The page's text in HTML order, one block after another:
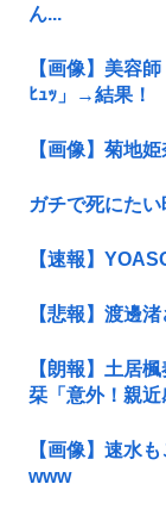
ん...
【画像】美容
ﾋｭｯ」→結果！
【画像】菊地
ガチで死にた
【速報】
【悲報】渡邊
【朗報】土居
栞「意外！親近
【画像】速水
www